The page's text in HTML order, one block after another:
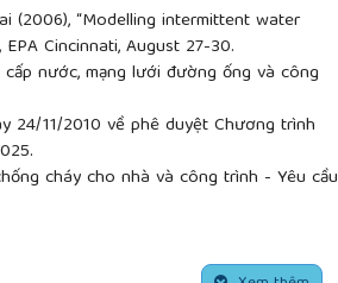
(2006), “Modelling intermittent water
Cincinnati, August 27-30.
nước, mạng lưới đường ống và công
24/11/2010 về phê duyệt Chương trình
cháy cho nhà và công trình - Yêu cầu
sơ dự án phát triển cấp nước đô thị Việt